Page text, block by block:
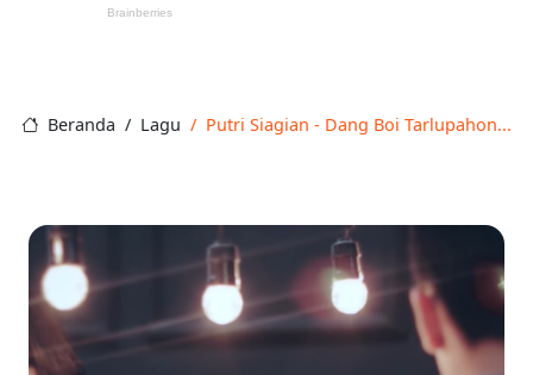
Beranda Lagu Putri Siagian - Dang Boi Tarlupahon...